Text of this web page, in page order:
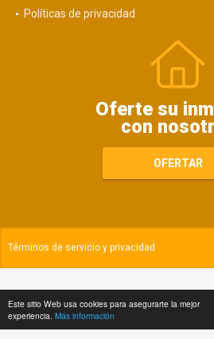
Este sitio Web usa cookies para asegurarte la mejor
experiencia. Más información
Políticas de privacidad
Oferte su
con
OFERTAR
Términos de servicio y privacidad